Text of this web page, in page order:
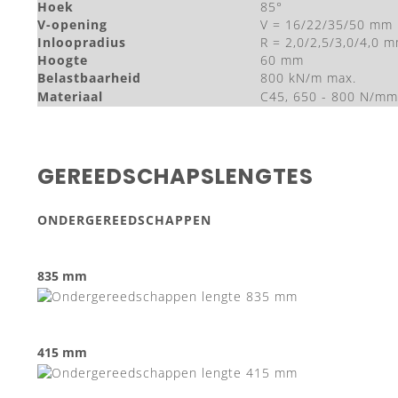
Hoek
85°
V-opening
V = 16/22/35/50 mm
Inloopradius
R = 2,0/2,5/3,0/4,0
Hoogte
60 mm
Belastbaarheid
800 kN/m max.
Materiaal
C45, 650 - 800 N/mm
GEREEDSCHAPSLENGTES
ONDERGEREEDSCHAPPEN
835 mm
415 mm